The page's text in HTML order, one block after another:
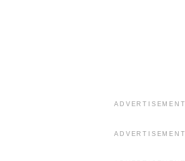
ADVERTISEMENT
ADVERTISEMENT